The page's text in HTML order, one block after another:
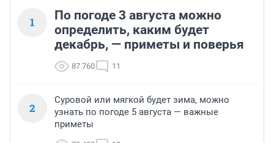
1
По погоде 3 августа можно
определить, каким будет
декабрь, — приметы и поверья
87 760 11
2
Суровой или мягкой будет зима, можно
узнать по погоде 5 августа — важные
приметы